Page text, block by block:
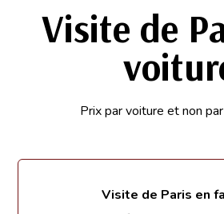
Visite de
Prix par voiture et non
Visite de Paris en